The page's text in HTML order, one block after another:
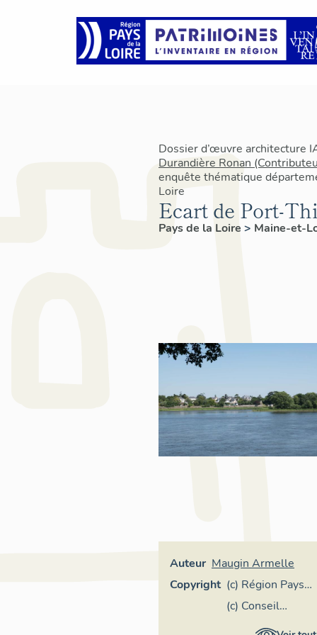
Dossier d’œuvre architecture
Durandière Ronan
enquête thématique
Loire
Ecart de Port-
Pays de la Loire > Maine-et-
Auteur Maugin Armelle
Copyright (c) Région Pays
de la Loire -
Inventaire
(c) Conseil
départemental